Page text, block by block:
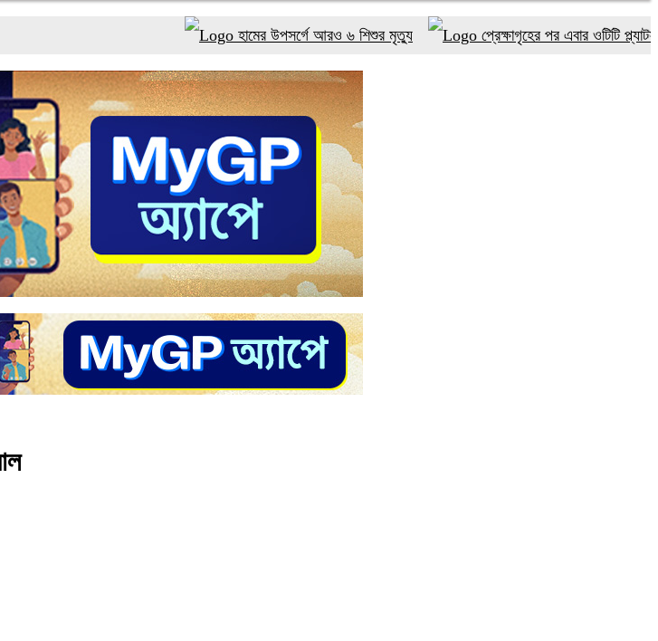
হামের উপসর্গে আরও ৬ শিশুর মৃত্যু প্রেক্ষাগৃহের পর এবার ওটিটি প্ল্যাটফর্ম